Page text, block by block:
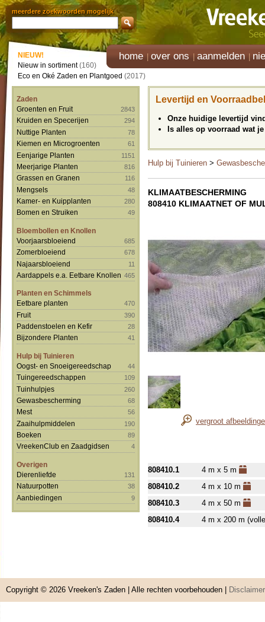
meerdere zoekwoorden mogelijk
home over ons aanmelden
NIEUW!
Nieuw in sortiment(160)
Eco en Oké Zaden en Plantgoed (2017)
Zaden
Groenten en Fruit
2843
Kruiden en Specerijen 294
Nuttige Planten 78
Kiemen en Microgroenten 61
Eenjarige Planten 1151
Meerjarige Planten 816
Grassen en Granen 116
Mengsels 48
Kamer- en Kuipplanten 280
Bomen en Struiken 49
Bloembollen en Knollen
Voorjaarsbloeiend
685
Zomerbloeiend 678
Najaarsbloeiend 11
Aardappels e.a. Eetbare Knollen 465
Planten en Schimmels
Eetbare planten
470
Fruit 390
Paddenstoelen en Kefir 28
Bijzondere Planten 41
Hulp bij Tuinieren
Oogst- en Snoeigereedschap
44
Tuingereedschappen 109
Tuinhulpjes 260
Gewasbescherming 68
Mest 56
Zaaihulpmiddelen 190
Boeken 89
VreekenClub en Zaadgidsen 4
Overigen
Dierenliefde
131
Natuurpotten 38
Aanbiedingen 9
Levertijd en
Onze huidige levertijd
Is alles op voorraad wat
Hulp bij Tuinieren >
KLIMAATBESCHERMING
808410 KLIMAATNET OF
vergroot
808410.1
4 m x 5 m
808410.2
4 m x 10 m
808410.3
4 m x 50 m
808410.4
4 m x 200 m
Copyright © 2026 Vreeken's Zaden | Alle rechten voorbehouden | Disclaimer